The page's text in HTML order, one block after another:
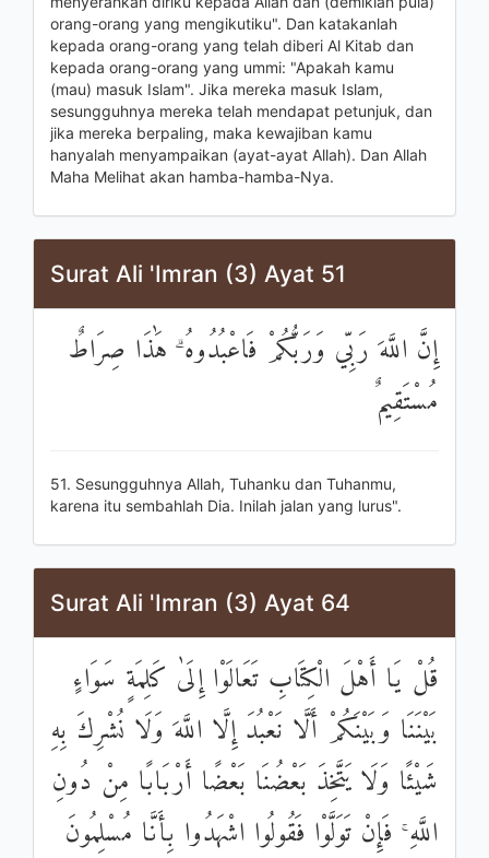
orang-orang yang mengikutiku". Dan katakanlah
kepada orang-orang yang telah diberi Al Kitab dan
kepada orang-orang yang ummi: "Apakah kamu
(mau) masuk Islam". Jika mereka masuk Islam,
sesungguhnya mereka telah mendapat petunjuk, dan
jika mereka berpaling, maka kewajiban kamu
hanyalah menyampaikan (ayat-ayat Allah). Dan Allah
Maha Melihat akan hamba-hamba-Nya.
Surat Ali 'Imran (3) Ayat 51
إِنَّ اللَّهَ رَبِّي وَرَبُّكُمْ فَاعْبُدُوهُ ۗ هَٰذَا صِرَاطٌ
مُسْتَقِيمٌ
51. Sesungguhnya Allah, Tuhanku dan Tuhanmu,
karena itu sembahlah Dia. Inilah jalan yang lurus".
Surat Ali 'Imran (3) Ayat 64
قُلْ يَا أَهْلَ الْكِتَابِ تَعَالَوْا إِلَىٰ كَلِمَةٍ سَوَاءٍ
بَيْنَنَا وَبَيْنَكُمْ أَلَّا نَعْبُدَ إِلَّا اللَّهَ وَلَا نُشْرِكَ بِهِ
شَيْئًا وَلَا يَتَّخِذَ بَعْضُنَا بَعْضًا أَرْبَابًا مِنْ دُونِ
اللَّهِ ۚ فَإِنْ تَوَلَّوْا فَقُولُوا اشْهَدُوا بِأَنَّا مُسْلِمُونَ